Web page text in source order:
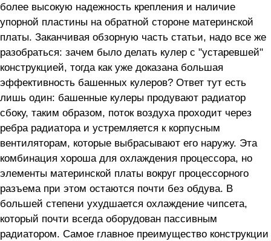
более высокую надежность крепления и наличие
упорной пластины на обратной стороне материнской
платы. Заканчивая обзорную часть статьи, надо все же
разобраться: зачем было делать кулер с "устаревшей"
конструкцией, тогда как уже доказана большая
эффективность башенных кулеров? Ответ тут есть
лишь один: башенные кулеры продувают радиатор
сбоку, таким образом, поток воздуха проходит через
ребра радиатора и устремляется к корпусным
вентиляторам, которые выбрасывают его наружу. Эта
комбинация хороша для охлаждения процессора, но
элементы материнской платы вокруг процессорного
разъема при этом остаются почти без обдува. В
большей степени ухудшается охлаждение чипсета,
который почти всегда оборудован пассивным
радиатором. Самое главное преимущество конструкции